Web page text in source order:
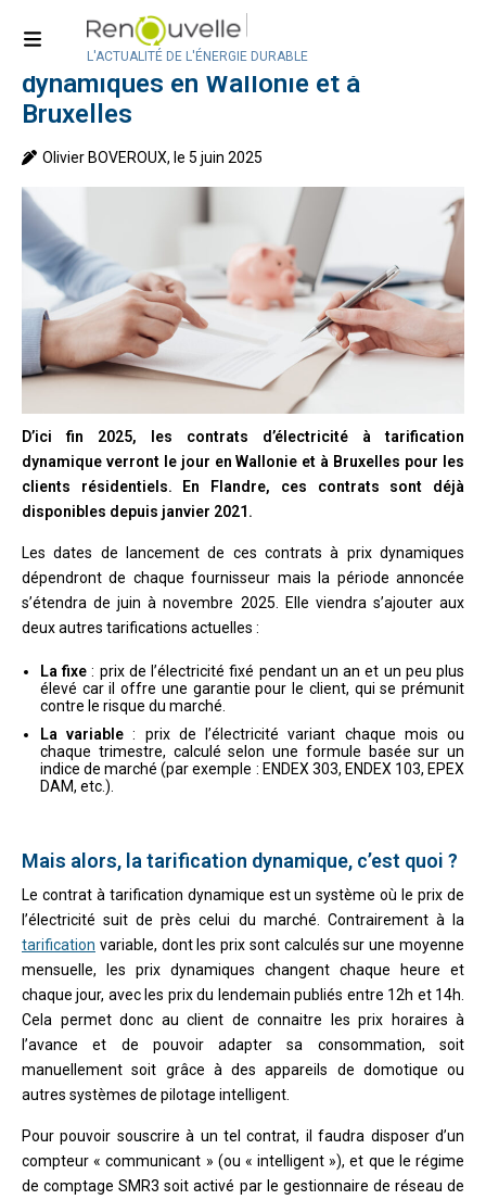
L'ACTUALITÉ DE L'ÉNERGIE DURABLE
Électricité : contrats à prix
dynamiques en Wallonie et à
Bruxelles
Olivier BOVEROUX, le 5 juin 2025
D’ici fin 2025, les contrats d’électricité à tarification
dynamique verront le jour en Wallonie et à Bruxelles pour les
clients résidentiels. En Flandre, ces contrats sont déjà
disponibles depuis janvier 2021.
Les dates de lancement de ces contrats à prix dynamiques
dépendront de chaque fournisseur mais la période annoncée
s’étendra de juin à novembre 2025. Elle viendra s’ajouter aux
deux autres tarifications actuelles :
La fixe : prix de l’électricité fixé pendant un an et un peu plus
élevé car il offre une garantie pour le client, qui se prémunit
contre le risque du marché.
La variable : prix de l’électricité variant chaque mois ou
chaque trimestre, calculé selon une formule basée sur un
indice de marché (par exemple : ENDEX 303, ENDEX 103, EPEX
DAM, etc.).
Mais alors, la tarification dynamique, c’est quoi ?
Le contrat à tarification dynamique est un système où le prix de
l’électricité suit de près celui du marché. Contrairement à la
tarification variable, dont les prix sont calculés sur une moyenne
mensuelle, les prix dynamiques changent chaque heure et
chaque jour, avec les prix du lendemain publiés entre 12h et 14h.
Cela permet donc au client de connaitre les prix horaires à
l’avance et de pouvoir adapter sa consommation, soit
manuellement soit grâce à des appareils de domotique ou
autres systèmes de pilotage intelligent.
Pour pouvoir souscrire à un tel contrat, il faudra disposer d’un
compteur « communicant » (ou « intelligent »), et que le régime
de comptage SMR3 soit activé par le gestionnaire de réseau de